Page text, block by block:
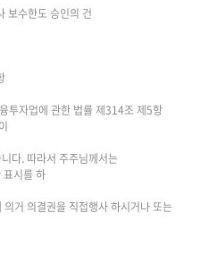
도 승인의 건
투자업에 관한 법률 제314조 제5항
다. 따라서 주주님께서는
표시를 하
거 의결권을 직접행사 하시거나 또는